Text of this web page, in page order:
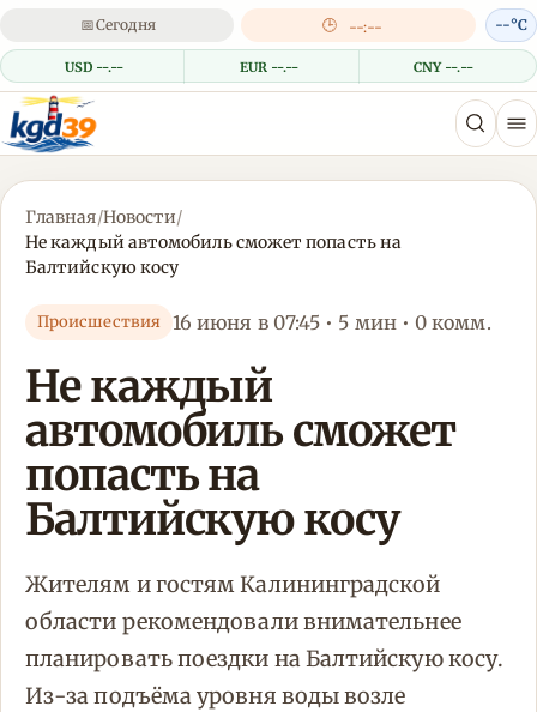
📅Сегодня 🕒 --:--
USD --.-- EUR --.-- CNY --.--
--°C
Главная/Новости/
Не каждый автомобиль сможет попасть на
Балтийскую косу
Происшествия 16 июня в 07:45 • 5 мин • 0 комм.
Не каждый
автомобиль сможет
попасть на
Балтийскую косу
Жителям и гостям Калининградской
области рекомендовали внимательнее
планировать поездки на Балтийскую косу.
Из-за подъёма уровня воды возле